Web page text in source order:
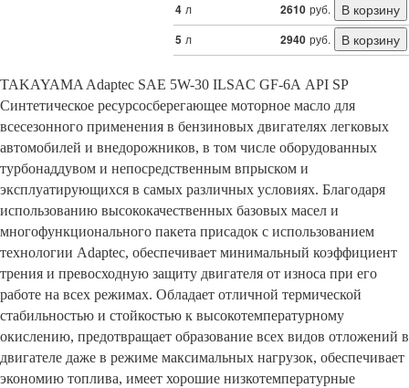
4 л 2610 руб.
5 л 2940 руб.
TAKAYAMA Adaptec SAE 5W-30 ILSAC GF-6А API SP
Cинтетическое ресурсосберегающее моторное масло для
всесезонного применения в бензиновых двигателях легковых
автомобилей и внедорожников, в том числе оборудованных
турбонаддувом и непосредственным впрыском и
эксплуатирующихся в самых различных условиях. Благодаря
использованию высококачественных базовых масел и
многофункционального пакета присадок с использованием
технологии Adaptec, обеспечивает минимальный коэффициент
трения и превосходную защиту двигателя от износа при его
работе на всех режимах. Обладает отличной термической
стабильностью и стойкостью к высокотемпературному
окислению, предотвращает образование всех видов отложений в
двигателе даже в режиме максимальных нагрузок, обеспечивает
экономию топлива, имеет хорошие низкотемпературные